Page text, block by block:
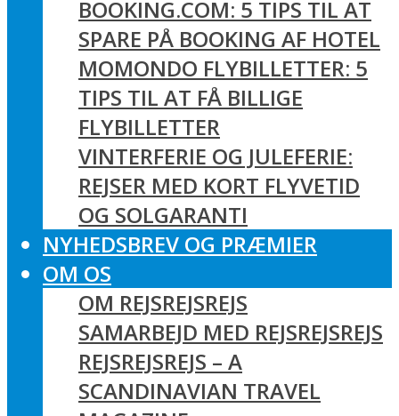
BOOKING.COM: 5 TIPS TIL AT
SPARE PÅ BOOKING AF HOTEL
MOMONDO FLYBILLETTER: 5
TIPS TIL AT FÅ BILLIGE
FLYBILLETTER
VINTERFERIE OG JULEFERIE:
REJSER MED KORT FLYVETID
OG SOLGARANTI
NYHEDSBREV OG PRÆMIER
OM OS
OM REJSREJSREJS
SAMARBEJD MED REJSREJSREJS
REJSREJSREJS – A
SCANDINAVIAN TRAVEL